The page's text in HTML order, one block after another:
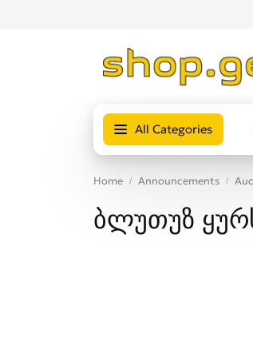
All Categories
Home Announcements
ბლუთუზ